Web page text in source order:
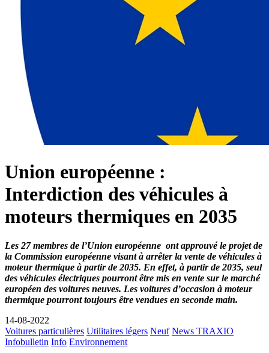
Union européenne :
Interdiction des véhicules à
moteurs thermiques en 2035
Les 27 membres de l’Union européenne ont approuvé le projet de
la Commission européenne visant à arrêter la vente de véhicules à
moteur thermique à partir de 2035. En effet, à partir de 2035, seul
des véhicules électriques pourront être mis en vente sur le marché
européen des voitures neuves. Les voitures d’occasion à moteur
thermique pourront toujours être vendues en seconde main.
14-08-2022
Voitures particulières Utilitaires légers Neuf News TRAXIO
Infobulletin Info Environnement